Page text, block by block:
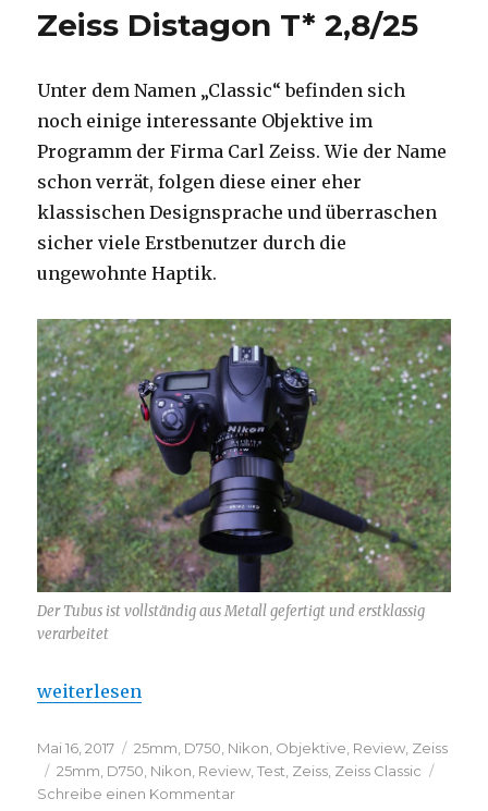
35mm
Zeiss Distagon T* 2,8/25
Unter dem Namen „Classic“ befinden sich
noch einige interessante Objektive im
Programm der Firma Carl Zeiss. Wie der Name
schon verrät, folgen diese einer eher
klassischen Designsprache und überraschen
sicher viele Erstbenutzer durch die
ungewohnte Haptik.
Der Tubus ist vollständig aus Metall gefertigt und erstklassig
verarbeitet
„Zeiss Distagon T* 2,8/25“
weiterlesen
Veröffentlicht
am
Mai 16, 2017 Kategorien
25mm D750 Nikon Objektive Review Zeiss
Schlagwörter
25mm D750 Nikon Review ,Test Zeiss Zeiss Classic
Schreibe einen Kommentarzu